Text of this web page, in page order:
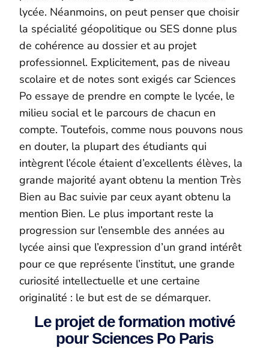
lycée. Néanmoins, on peut penser que choisir
la spécialité géopolitique ou SES donne plus
de cohérence au dossier et au projet
professionnel. Explicitement, pas de niveau
scolaire et de notes sont exigés car Sciences
Po essaye de prendre en compte le lycée, le
milieu social et le parcours de chacun en
compte. Toutefois, comme nous pouvons nous
en douter, la plupart des étudiants qui
intègrent l’école étaient d’excellents élèves, la
grande majorité ayant obtenu la mention Très
Bien au Bac suivie par ceux ayant obtenu la
mention Bien. Le plus important reste la
progression sur l’ensemble des années au
lycée ainsi que l’expression d’un grand intérêt
pour ce que représente l’institut, une grande
curiosité intellectuelle et une certaine
originalité : le but est de se démarquer.
Le projet de formation motivé
pour Sciences Po Paris